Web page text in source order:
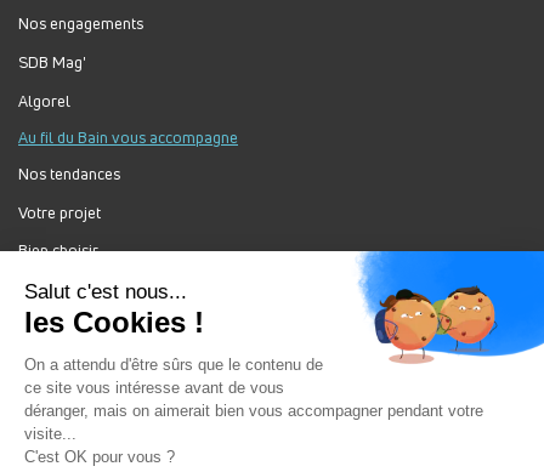
Nos engagements
SDB Mag'
Algorel
Au fil du Bain vous accompagne
Nos tendances
Votre projet
Bien choisir
Forum Au Fil du Bain
Nos produits